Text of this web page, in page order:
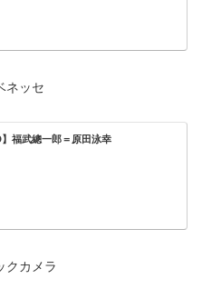
ッセ
】福武總一郎＝原田泳幸
カメラ